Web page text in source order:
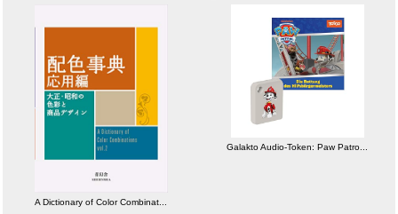
Warner Bros. Grün Musik R...
A Dictionary of Color Combinat...
Galakto Audio-Token: Paw Patro...